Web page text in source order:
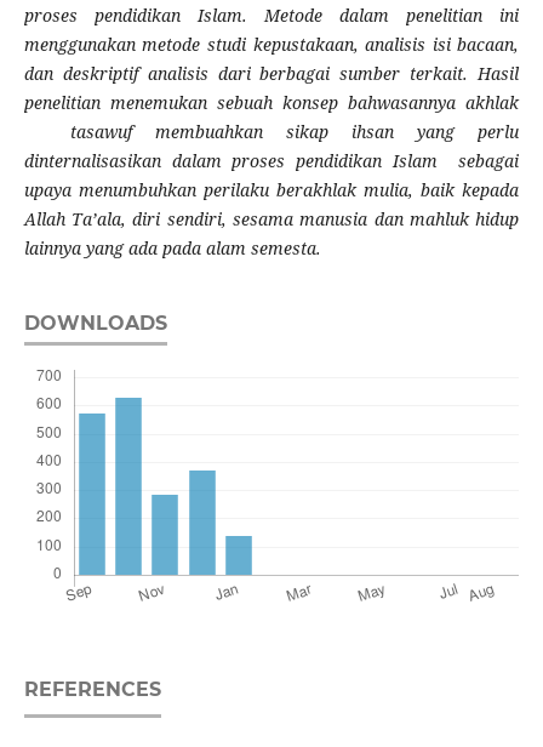
proses pendidikan Islam. Metode dalam penelitian ini
menggunakan metode studi kepustakaan, analisis isi bacaan,
dan deskriptif analisis dari berbagai sumber terkait. Hasil
penelitian menemukan sebuah konsep bahwasannya akhlak
tasawuf membuahkan sikap ihsan yang perlu
dinternalisasikan dalam proses pendidikan Islam
sebagai
upaya menumbuhkan perilaku berakhlak mulia, baik kepada
Allah Ta’ala, diri sendiri, sesamamanusia dan mahluk hidup
lainnya yang ada pada alam semesta.
DOWNLOADS
REFERENCES